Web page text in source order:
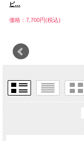
ビ…
価格：7,700円(税込)